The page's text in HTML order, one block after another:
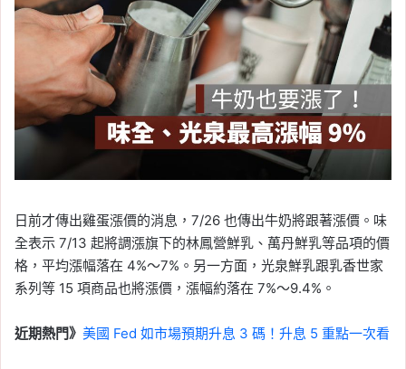
日前才傳出雞蛋漲價的消息，7/26 也傳出牛奶將跟著漲價。味
全表示 7/13 起將調漲旗下的林鳳營鮮乳、萬丹鮮乳等品項的價
格，平均漲幅落在 4%～7%。另一方面，光泉鮮乳跟乳香世家
系列等 15 項商品也將漲價，漲幅約落在 7%～9.4%。
近期熱門》 美國 Fed 如市場預期升息 3 碼！升息 5 重點一次看